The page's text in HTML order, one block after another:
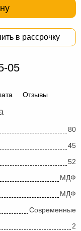
в рассрочку
05
Отзывы
80
45
52
МДФ
МДФ
Современные
2